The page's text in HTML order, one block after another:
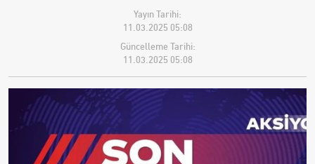
Yayın Tarihi:
11.03.2025 05:08
Güncelleme Tarihi:
11.03.2025 05:08